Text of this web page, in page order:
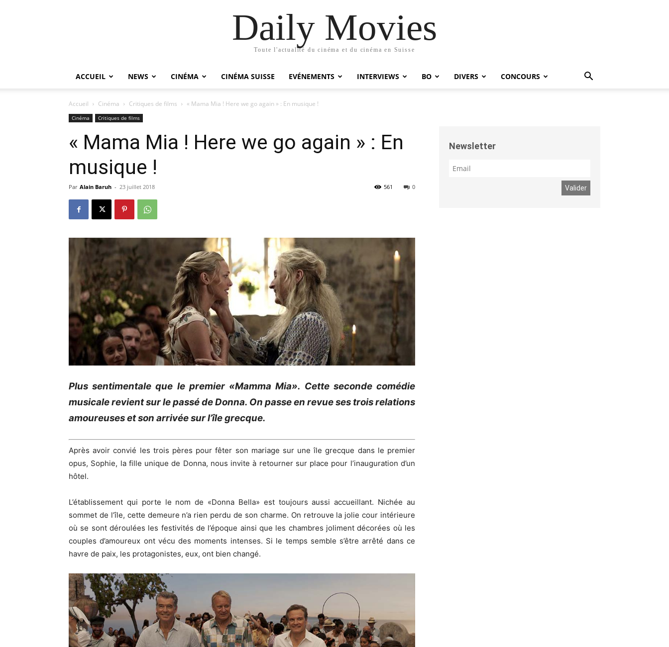
Daily Movies
Toute l'actualité du cinéma et du cinéma en Suisse
ACCUEIL NEWS CINÉMA CINÉMA SUISSE EVÉNEMENTS INTERVIEWS BO DIVERS CONCOURS
Accueil Cinéma Critiques de films « Mama Mia ! Here we go again » : En musique !
Cinéma Critiques de films
« Mama Mia ! Here we go again » : En
musique !
Par Alain Baruh - 23 juillet 2018 0
561
Plus sentimentale que le premier «Mamma Mia». Cette seconde comédie
musicale revient sur le passé de Donna. On passe en revue ses trois relations
amoureuses et son arrivée sur l’île grecque.
Après avoir convié les trois pères pour fêter son mariage sur une île grecque dans le premier
opus, Sophie, la fille unique de Donna, nous invite à retourner sur place pour l’inauguration d’un
hôtel.
L’établissement qui porte le nom de «Donna Bella» est toujours aussi accueillant. Nichée au
sommet de l’île, cette demeure n’a rien perdu de son charme. On retrouve la jolie cour intérieure
où se sont déroulées les festivités de l’époque ainsi que les chambres joliment décorées où les
couples d’amoureux ont vécu des moments intenses. Si le temps semble s’être arrêté dans ce
havre de paix, les protagonistes, eux, ont bien changé.
Newsletter